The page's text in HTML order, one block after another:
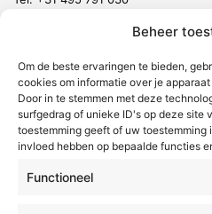
Beheer
Om de beste ervaringen te bieden,
cookies om informatie over je
Door in te stemmen met deze
surfgedrag of unieke ID's op deze site
toestemming geeft of uw
invloed hebben op bepaalde functies
Functioneel
Weert
Nederweert
Leudal
Maasgouw
Echt-Susteren